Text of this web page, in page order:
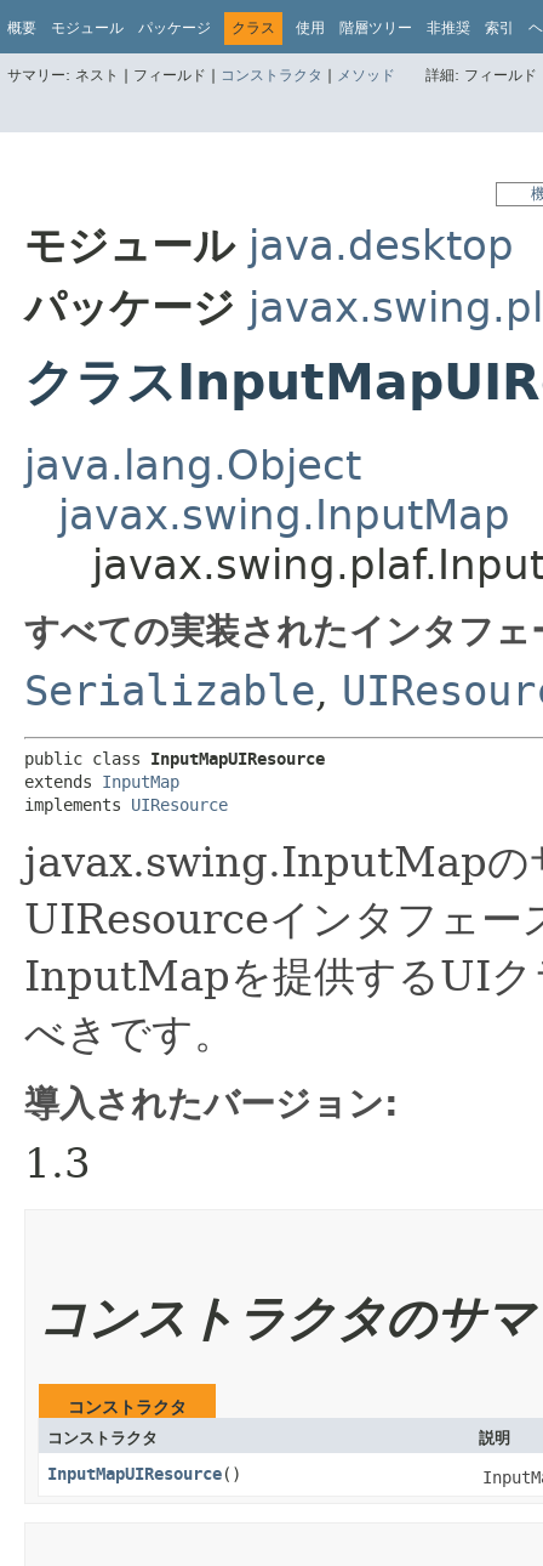
概要 モジュール パッケージ クラス 使用 階層ツリー 非推奨 索引
サマリー: ネスト | フィールド | コンストラクタ | メソッド 詳細: フィール
モジュール java.desktop
パッケージ
クラス
java.lang.Object
javax.swing.InputMap
すべての実装されたインタフ
Serializable,
public class InputMapUIResource
extends InputMap
implements UIResource
javax.swing.InputMapの
UIResourceインタフェー
InputMapを提供するUIク
べきです。
導入されたバージョン:
1.3
コンストラクタのサ
コンストラクタ
コンストラクタ 説明
InputMapUIResource()